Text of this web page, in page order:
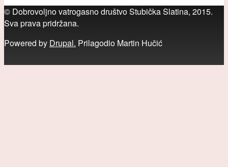
© Dobrovoljno vatrogasno društvo Stubička Slatina, 2015.
Sva prava pridržana.
Powered by Drupal. Prilagodio Martin Hučić